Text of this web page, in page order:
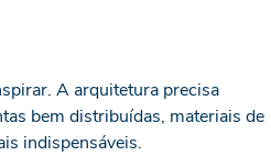
A arquitetura precisa
bem distribuídas, materiais de
indispensáveis.